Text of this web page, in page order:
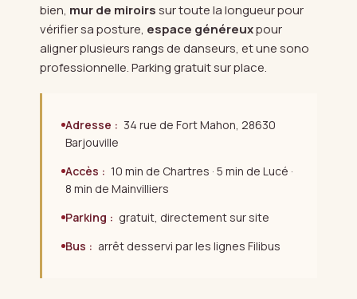
bien, mur de miroirssur toute la longueur pour
vérifier sa posture, espace généreuxpour
aligner plusieurs rangs de danseurs, et une sono
professionnelle. Parking gratuit sur place.
Adresse : 34 rue de Fort Mahon, 28630
Barjouville
Accès : 10 min de Chartres · 5 min de Lucé ·
8 min de Mainvilliers
Parking : gratuit, directement sur site
Bus : arrêt desservi par les lignes Filibus